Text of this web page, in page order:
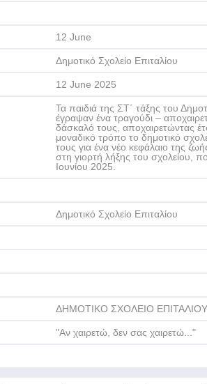
12 June
Δημοτικό Σχολείο Επιταλίου
12 June 2025
Τα παιδιά της ΣΤ΄ τάξης του
έγραψαν ένα τραγούδι –
δάσκαλό τους, αποχαιρετώντας
μοναδικό τρόπο το δημοτικό
τους για ένα νέο κεφάλαιο της
στη γιορτή λήξης του σχολείου,
Ιουνίου 2025.
Δημοτικό Σχολείο Επιταλίου
ΔΗΜΟΤΙΚΟ ΣΧΟΛΕΙΟ ΕΠΙΤΑΛΙΟΥ
"Αν χαιρετώ, δεν σας χαιρετώ..."